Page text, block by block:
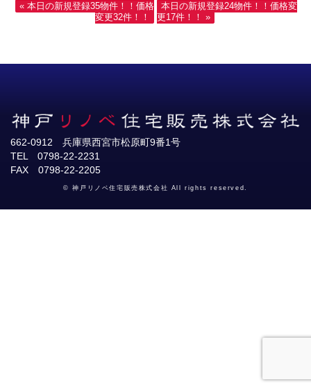
« 本日の新規登録35物件！！価格
変更32件！！
本日の新規登録24物件！！価格変
更17件！！ »
662-0912 兵庫県西宮市松原町9番1号
TEL 0798-22-2231
FAX 0798-22-2205
© 神戸リノベ住宅販売株式会社 All rights reserved.